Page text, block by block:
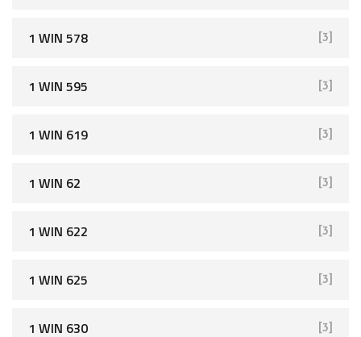
1 WIN 578 [3]
1 WIN 595 [3]
1 WIN 619 [3]
1 WIN 62 [3]
1 WIN 622 [3]
1 WIN 625 [3]
1 WIN 630 [3]